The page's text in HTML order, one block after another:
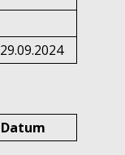
29.09.2024
Datum